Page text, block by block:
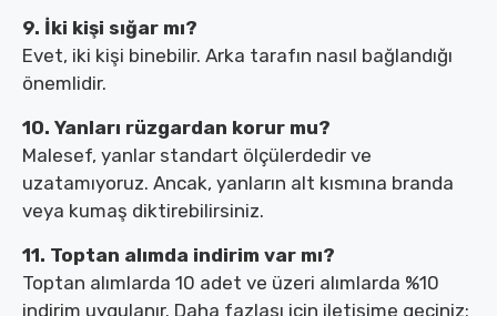
9. İki kişi sığar mı?
Evet, iki kişi binebilir. Arka tarafın nasıl bağlandığı
önemlidir.
10. Yanları rüzgardan korur mu?
Malesef, yanlar standart ölçülerdedir ve
uzatamıyoruz. Ancak, yanların alt kısmına branda
veya kumaş diktirebilirsiniz.
11. Toptan alımda indirim var mı?
Toptan alımlarda 10 adet ve üzeri alımlarda %10
indirim uygulanır. Daha fazlası için iletişime geçiniz: